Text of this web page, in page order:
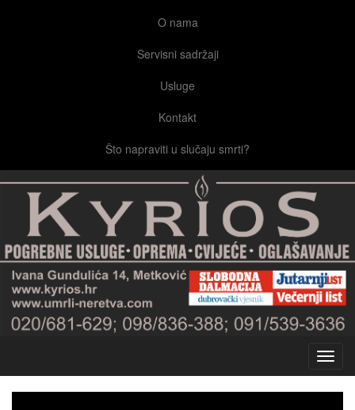
O nama
Servisni sadržaji
Usluge
Kontakt
Što napraviti u slučaju smrti?